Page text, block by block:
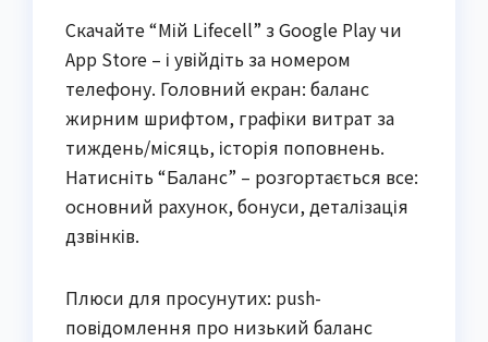
Скачайте “Мій Lifecell” з Google Play чи
App Store – і увійдіть за номером
телефону. Головний екран: баланс
жирним шрифтом, графіки витрат за
тиждень/місяць, історія поповнень.
Натисніть “Баланс” – розгортається все:
основний рахунок, бонуси, деталізація
дзвінків.
Плюси для просунутих: push-
повідомлення про низький баланс